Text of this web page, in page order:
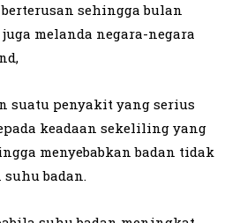
sehingga bulan
melanda negara-negara
suatu penyakit yang serius
keadaan sekeliling yang
menyebabkan badan tidak
badan.